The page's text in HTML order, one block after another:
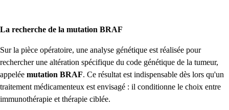
La recherche de la mutation BRAF
Sur la pièce opératoire, une analyse génétique est réalisée pour
rechercher une altération spécifique du code génétique de la tumeur,
appelée mutation BRAF. Ce résultat est indispensable dès lors qu'un
traitement médicamenteux est envisagé : il conditionne le choix entre
immunothérapie et thérapie ciblée.